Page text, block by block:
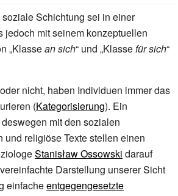
Schichtung sei in einer
jedoch mit seinem konzeptuellen
„Klassean sich“ und „Klassefür sich“
nicht, haben Individuen immer das
(Kategorisierung). Ein
mit den sozialen
religiöse Texte stellen einen
Stanisław Ossowski darauf
Darstellung unserer Sicht
einfacheentgegengesetzte